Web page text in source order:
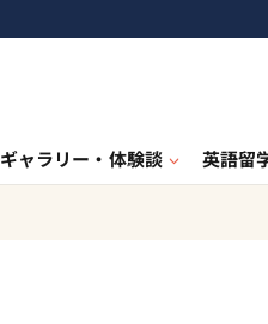
ギャラリー・体験談 英語留